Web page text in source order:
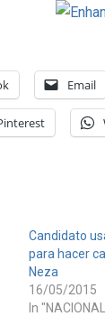
Email
Candidato
para hacer
Neza
16/05/2015
In